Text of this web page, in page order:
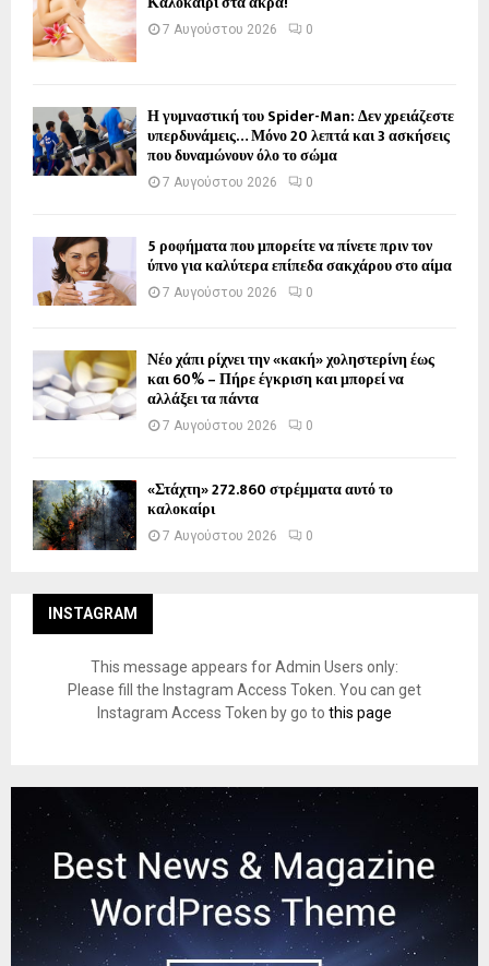
7 Αυγούστου 2026 0
Η γυμναστική του Spider-Man: Δεν χρειάζεστε
υπερδυνάμεις… Μόνο 20 λεπτά και 3 ασκήσεις
που δυναμώνουν όλο το σώμα
7 Αυγούστου 2026 0
5 ροφήματα που μπορείτε να πίνετε πριν τον
ύπνο για καλύτερα επίπεδα σακχάρου στο αίμα
7 Αυγούστου 2026 0
Νέο χάπι ρίχνει την «κακή» χοληστερίνη έως
και 60% – Πήρε έγκριση και μπορεί να
αλλάξει τα πάντα
7 Αυγούστου 2026 0
«Στάχτη» 272.860 στρέμματα αυτό το
καλοκαίρι
7 Αυγούστου 2026 0
INSTAGRAM
This message appears for Admin Users only:
Please fill the Instagram Access Token. You can get
Instagram Access Token by go to this page